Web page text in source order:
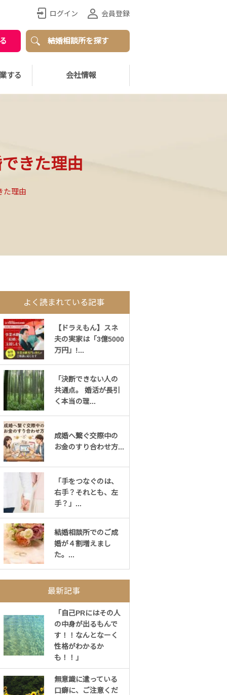
ログイン 会員登録
結婚相談所を探す
する 会社情報
きた理由
た理由
よく読まれている記事
【ドラえもん】スネ
夫の実家は「3億5000
万円」!...
「決断できない人の
共通点。 婚活が長引
く本当の理...
成婚へ繋ぐ交際中の
お金のすり合わせ方...
「手をつなぐのは、
右手？それとも、左
手？」...
結婚相談所でのご成
婚が４割増えまし
た。...
最新記事
「自己PRにはその人
の中身が出るもんで
す！！なんとなーく
性格がわかるか
も！！」
無意識に遣っている
口癖に、ご注意くだ